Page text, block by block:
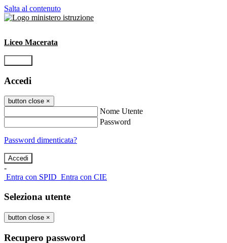
Salta al contenuto
Liceo Macerata
Accedi
button close ×
Nome Utente
Password
Password dimenticata?
-
Entra con SPID Entra con CIE
Seleziona utente
button close ×
Recupero password